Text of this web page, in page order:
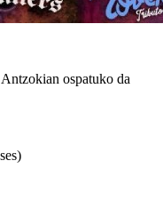
ospatuko da